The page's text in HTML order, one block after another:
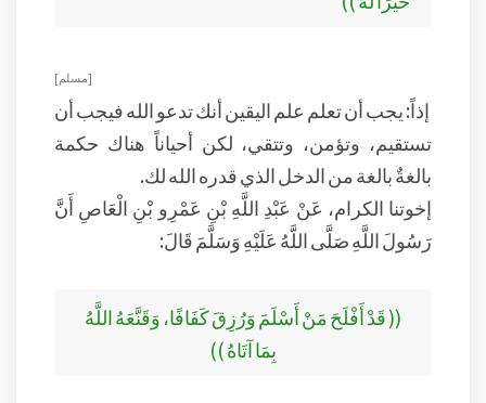
[ مسلم ]
إذاً: يجب أن تعلم علم اليقين أنك تدعو الله فيجب أن
تستقيم، وتؤمن، وتتقي، لكن أحياناً هناك حكمة
بالغةٌ بالغة من الدخل الذي قدره الله لك.
إخوتنا الكرام، عَنْ عَبْدِ اللَّهِ بْنِ عَمْرِو بْنِ الْعَاصِ أَنَّ
رَسُولَ اللَّهِ صَلَّى اللَّهُ عَلَيْهِ وَسَلَّمَ قَالَ:
(( قَدْ أَفْلَحَ مَنْ أَسْلَمَ وَرُزِقَ كَفَافًا، وَقَنَّعَهُ اللَّهُ
بِمَا آتَاهُ ))